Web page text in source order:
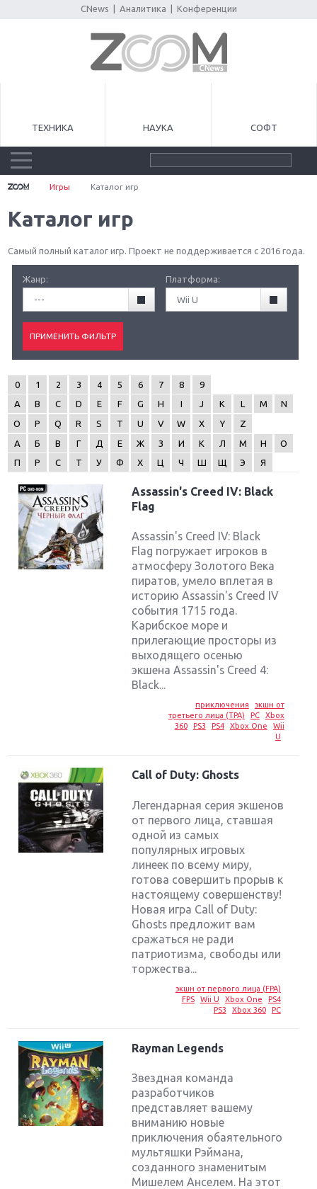
CNews Аналитика Конференции
ТЕХНИКА НАУКА СОФТ
Игры Каталог игр
Каталог игр
Самый полный каталог игр. Проект не поддерживается с 2016 года.
Жанр:
---
Платформа:
Wii U
0 1 2 3 4 5 6 7 8
9
A
B C D E F G H I J K L M
N
O
P Q R S T U V W X Y
Z
А
Б В Г Д Е Ж З И К Л М Н
О
П
Р С Т У Ф Х Ц Ч Ш Щ Э Я
Assassin's Creed IV: Black
Flag
Assassin's Creed IV: Black
Flag погружает игроков в
атмосферу Золотого Века
пиратов, умело вплетая в
историю Assassin's Creed IV
события 1715 года.
Карибское море и
прилегающие просторы из
выходящего осенью
экшена Assassin's Creed 4:
Black...
приключения
экшн от
третьего лица (TPA)
PC
Xbox
360
PS3 PS4 Xbox One
Wii
U
Call of Duty: Ghosts
Легендарная серия экшенов
от первого лица, ставшая
одной из самых
популярных игровых
линеек по всему миру,
готова совершить прорыв к
настоящему совершенству!
Новая игра Call of Duty:
Ghosts предложит вам
сражаться не ради
патриотизма, свободы или
торжества...
экшн от первого лица (FPA)
FPS
Wii U Xbox One
PS4
PS3
Xbox 360 PC
Rayman Legends
Звездная команда
разработчиков
представляет вашему
вниманию новые
приключения обаятельного
мультяшки Рэймана,
созданного знаменитым
Мишелем Анселем. На этот